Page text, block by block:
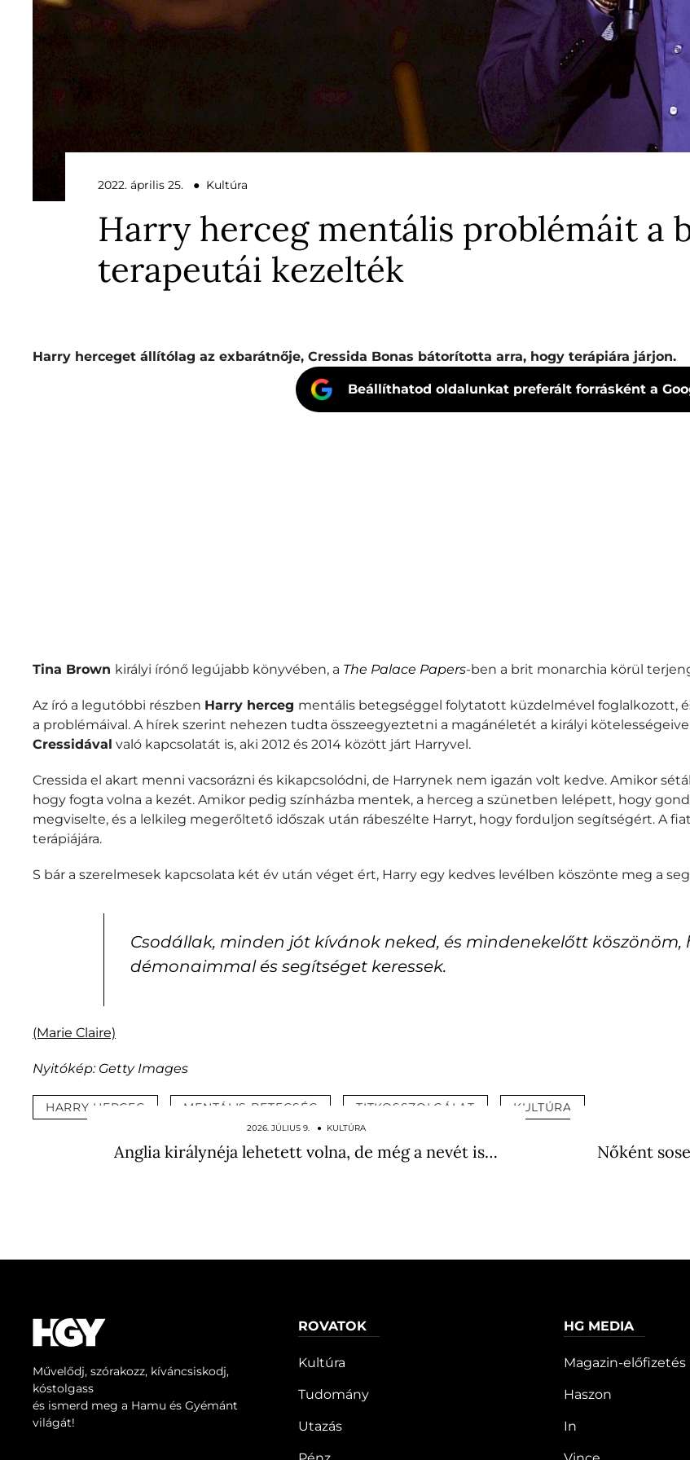
2022. április 25. ● Kultúra
Harry herceg mentális problémáit a
terapeutái kezelték
Harry herceget állítólag az exbarátnője, Cressida Bonas bátorította arra, hogy terápiára járjon.
Beállíthatod oldalunkat preferált forrásként a
Tina Brown királyi írónő legújabb könyvében, a The Palace Papers-ben a brit monarchia körül
Az író a legutóbbi részben Harry herceg mentális betegséggel folytatott küzdelmével foglalkozott,
a problémáival. A hírek szerint nehezen tudta összeegyeztetni a magánéletét a királyi
Cressidával való kapcsolatát is, aki 2012 és 2014 között járt Harryvel.
Cressida el akart menni vacsorázni és kikapcsolódni, de Harrynek nem igazán volt kedve. Amikor
hogy fogta volna a kezét. Amikor pedig színházba mentek, a herceg a szünetben lelépett, hogy
megviselte, és a lelkileg megerőltető időszak után rábeszélte Harryt, hogy forduljon segítségért. A
terápiájára.
S bár a szerelmesek kapcsolata két év után véget ért, Harry egy kedves levélben köszönte meg a
Csodállak, minden jót kívánok neked, és mindenekelőtt
démonaimmal és segítséget keressek.
(Marie Claire)
Nyitókép: Getty Images
HARRY HERCEG MENTÁLIS BETEGSÉG TITKOSSZOLGÁLAT KULTÚRA
2026. JÚLIUS 9. ● KULTÚRA
Anglia királynéja lehetett volna, de még a nevét is…
Nőként
Művelődj, szórakozz, kíváncsiskodj,
kóstolgass
és ismerd meg a Hamu és Gyémánt
világát!
ROVATOK
Kultúra
Tudomány
Utazás
HG MEDIA
Magazin-előfizetés
Haszon
In